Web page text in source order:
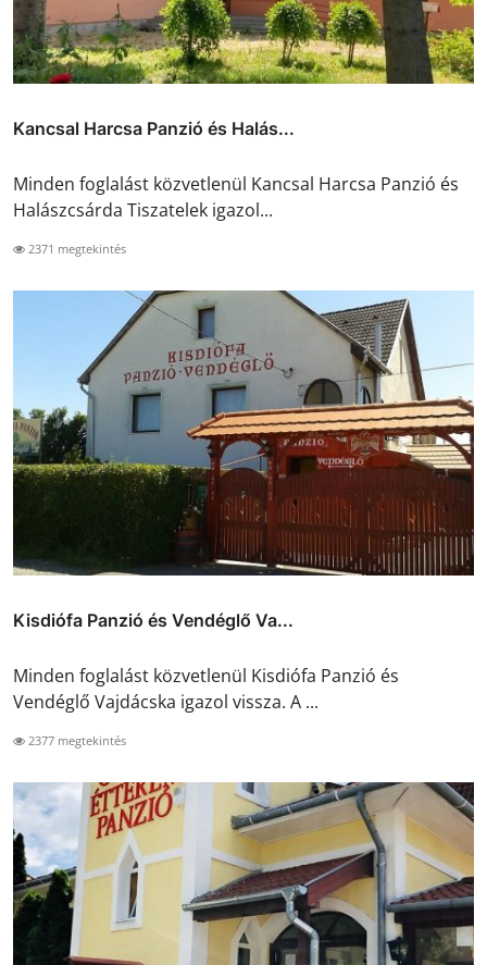
Kancsal Harcsa Panzió és Halás...
Minden foglalást közvetlenül Kancsal Harcsa Panzió és
Halászcsárda Tiszatelek igazol...
2371 megtekintés
Kisdiófa Panzió és Vendéglő Va...
Minden foglalást közvetlenül Kisdiófa Panzió és
Vendéglő Vajdácska igazol vissza. A ...
2377 megtekintés